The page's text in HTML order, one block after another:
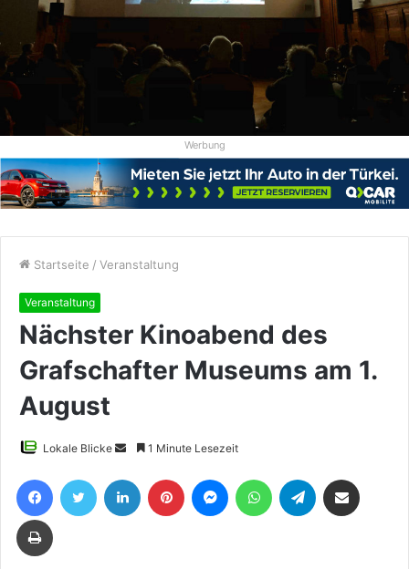
Werbung
Startseite / Veranstaltung
Veranstaltung
Nächster Kinoabend des
Grafschafter Museums am 1.
August
Lokale Blicke
Sende
eine
E-
1 Minute Lesezeit
FacebookTwitter LinkedIn Pinterest MessengerWhatsAppTelegram
Drucken